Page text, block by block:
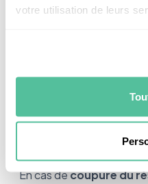
votre utilisation de leurs
Les points
retenir
raccordée au réseau
En cas decoupure du